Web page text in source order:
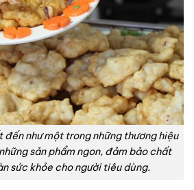
đến như một trong những thương hiệu
sản phẩm ngon, đảm bảo chất
sức khỏe cho người tiêu dùng.